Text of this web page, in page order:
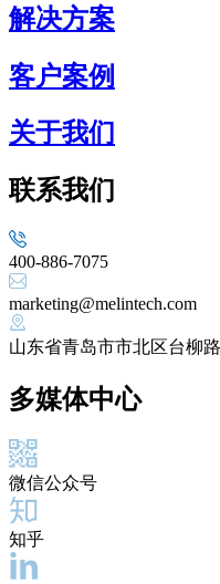
解决方案
客户案例
关于我们
联系我们
400-886-7075
marketing@melintech.com
山东省青岛市市北区台柳
多媒体中心
微信公众号
知乎